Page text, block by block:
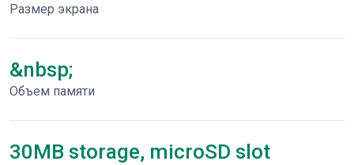
Размер экрана
&nbsp;
Объем памяти
30MB storage, microSD slot